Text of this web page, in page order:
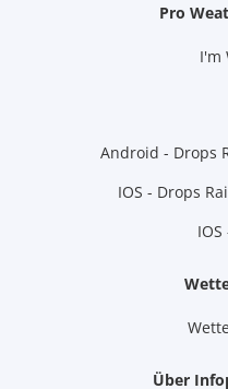
Pro
I'm
Android - Drops
IOS - Drops
Über